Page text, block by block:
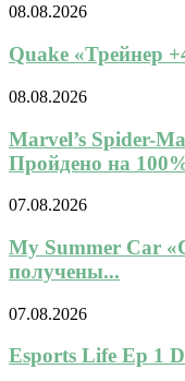
08.08.2026
Quake «Трейнер
08.08.2026
Marvel’s Spider-
Пройдено на
07.08.2026
My Summer Car
получены...
07.08.2026
Esports Life Ep 1